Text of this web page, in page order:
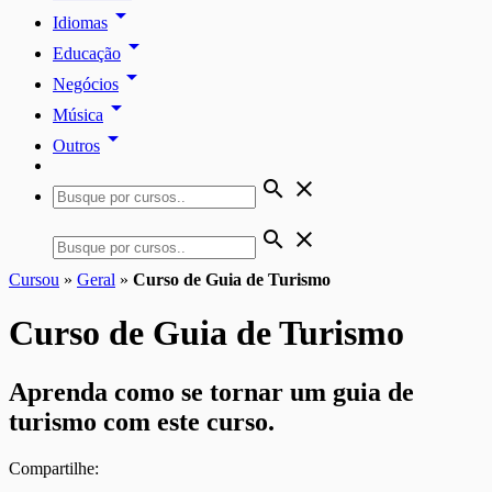
Idiomas arrow_drop_down
Educação arrow_drop_down
Negócios arrow_drop_down
Música arrow_drop_down
Outros arrow_drop_down
search close
search close
Cursou » Geral » Curso de Guia de Turismo
Curso de Guia de Turismo
Aprenda como se tornar um guia de
turismo com este curso.
Compartilhe: